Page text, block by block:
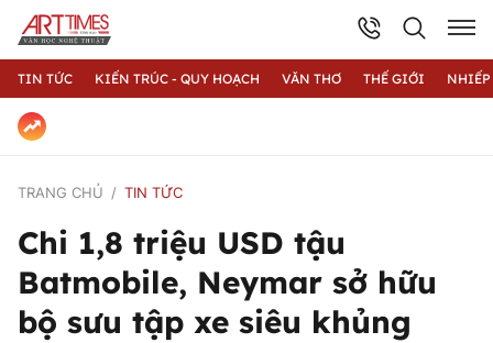
TIN TỨC KIẾN TRÚC - QUY HOẠCH VĂN THƠ THẾ GIỚI
TRANG CHỦ TIN TỨC
Chi 1,8 triệu USD tậu
Batmobile, Neymar sở hữu
bộ sưu tập xe siêu khủng